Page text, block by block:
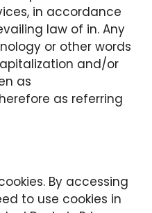
in accordance
law of in. Any
or other words
and/or
as
as referring
By accessing
to use cookies in